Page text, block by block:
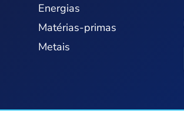
Energias
Matérias-primas
Metais